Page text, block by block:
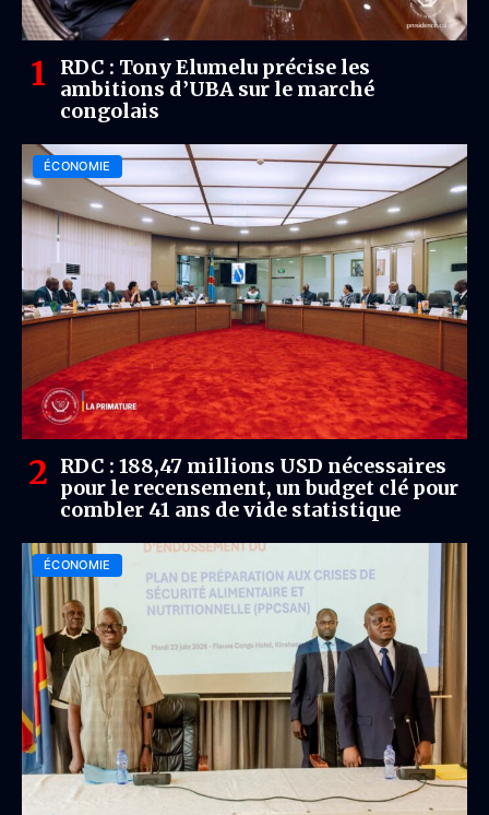
RDC : Tony Elumelu précise les
ambitions d’UBA sur le marché
congolais
ÉCONOMIE
RDC : 188,47 millions USD nécessaires
pour le recensement, un budget clé pour
combler 41 ans de vide statistique
ÉCONOMIE